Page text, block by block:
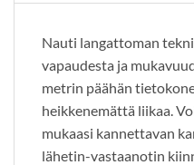
Nauti langattoman
vapaudesta ja
metrin päähän
heikkenemättä liikaa.
mukaasi kannettavan
lähetin-vastaanotin